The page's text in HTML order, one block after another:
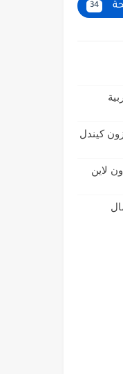
34
كيندل
لاين